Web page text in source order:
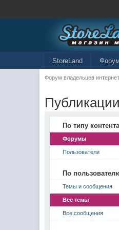
StoreLand
Форум владельцев
По типу
Форумы
Пользователи
По
Темы и сообщения
Все темы
Все сообщения